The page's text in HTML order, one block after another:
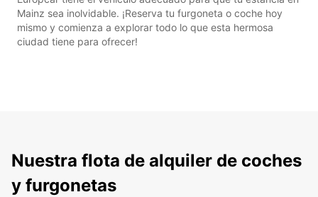
Mainz sea inolvidable. ¡Reserva tu furgoneta o coche hoy
mismo y comienza a explorar todo lo que esta hermosa
ciudad tiene para ofrecer!
Nuestra flota de alquiler de coches
y furgonetas